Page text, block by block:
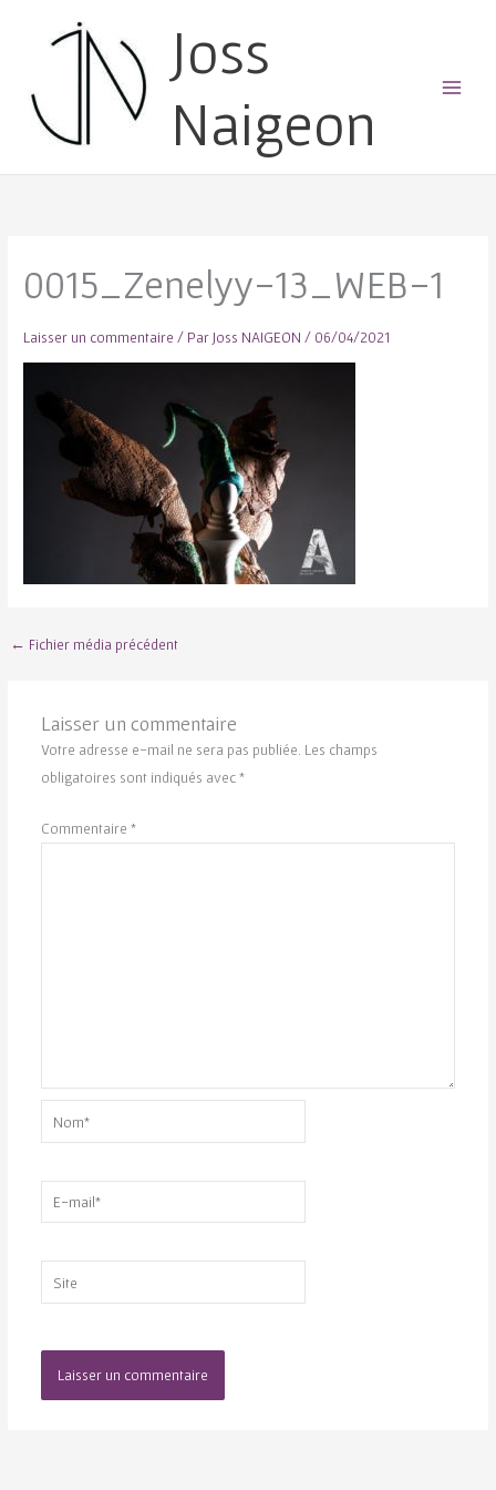
Joss
Naigeon
0015_Zenelyy-13_WEB-1
Laisser un commentaire / Par Joss NAIGEON / 06/04/2021
← Fichier média précédent
Laisser un commentaire
Votre adresse e-mail ne sera pas publiée. Les champs
obligatoires sont indiqués avec*
Commentaire *
mail*